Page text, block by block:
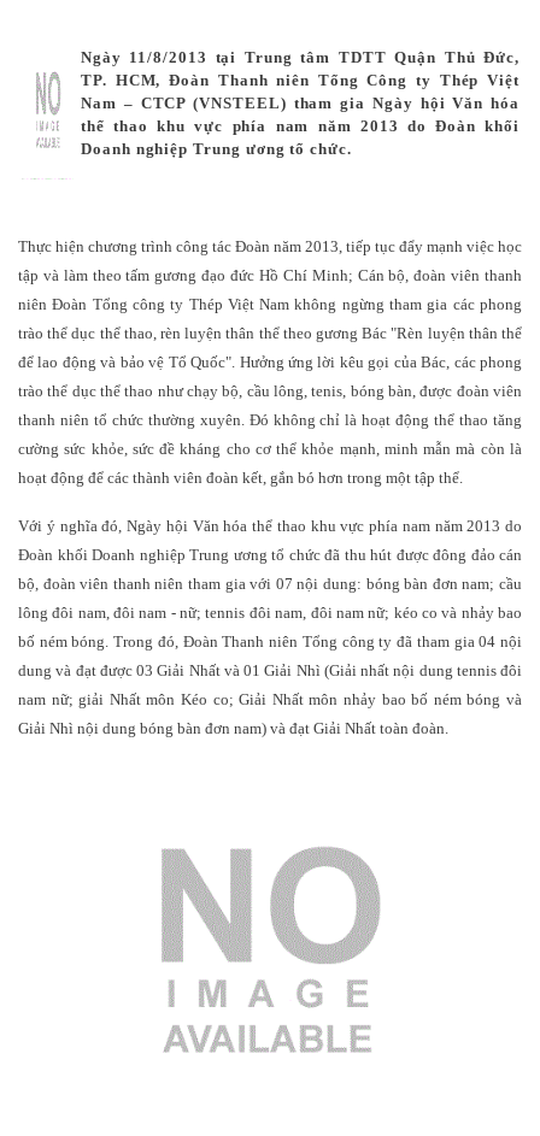
Ngày 11/8/2013 tại Trung tâm TDTT Quận Thủ Đức,
TP. HCM, Đoàn Thanh niên Tổng Công ty Thép Việt
Nam – CTCP (VNSTEEL) tham gia Ngày hội Văn hóa
thể thao khu vực phía nam năm 2013 do Đoàn khối
Doanh nghiệp Trung ương tổ chức.
Thực hiện chương trình công tác Đoàn năm 2013, tiếp tục đẩy mạnh việc học
tập và làm theo tấm gương đạo đức Hồ Chí Minh; Cán bộ, đoàn viên thanh
niên Đoàn Tổng công ty Thép Việt Nam không ngừng tham gia các phong
trào thể dục thể thao, rèn luyện thân thể theo gương Bác "Rèn luyện thân thể
để lao động và bảo vệ Tổ Quốc". Hưởng ứng lời kêu gọi của Bác, các phong
trào thể dục thể thao như chạy bộ, cầu lông, tenis, bóng bàn, được đoàn viên
thanh niên tổ chức thường xuyên. Đó không chỉ là hoạt động thể thao tăng
cường sức khỏe, sức đề kháng cho cơ thể khỏe mạnh, minh mẫn mà còn là
hoạt động để các thành viên đoàn kết, gắn bó hơn trong một tập thể.
Với ý nghĩa đó, Ngày hội Văn hóa thể thao khu vực phía nam năm 2013 do
Đoàn khối Doanh nghiệp Trung ương tổ chức đã thu hút được đông đảo cán
bộ, đoàn viên thanh niên tham gia với 07 nội dung: bóng bàn đơn nam; cầu
lông đôi nam, đôi nam - nữ; tennis đôi nam, đôi nam nữ; kéo co và nhảy bao
bố ném bóng. Trong đó, Đoàn Thanh niên Tổng công ty đã tham gia 04 nội
dung và đạt được 03 Giải Nhất và 01 Giải Nhì (Giải nhấtnội dung tennis đôi
nam nữ; giải Nhất môn Kéo co; Giải Nhất môn nhảy bao bố ném bóng và
Giải Nhì nội dung bóng bàn đơn nam) và đạt Giải Nhất toàn đoàn.